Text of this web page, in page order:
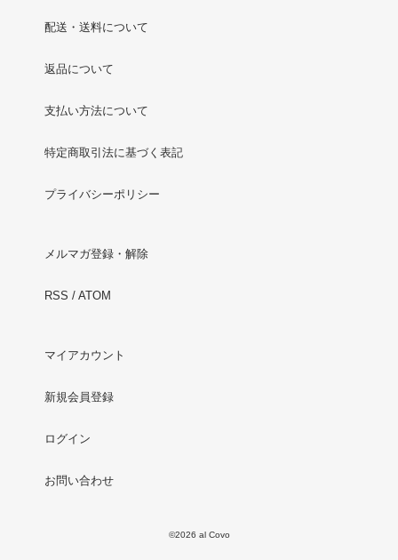
配送・送料について
返品について
支払い方法について
特定商取引法に基づく表記
プライバシーポリシー
メルマガ登録・解除
RSS / ATOM
マイアカウント
新規会員登録
ログイン
お問い合わせ
©2026 al Covo